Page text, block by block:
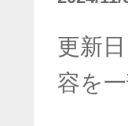
更新
容を